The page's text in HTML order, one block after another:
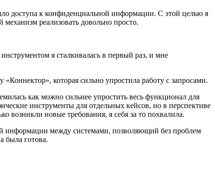
доступа к конфиденциальной информации. С этой целью я
реализовать довольно просто.
я сталкивалась в первый раз, и мне
которая сильно упростила работу с запросами.
как можно сильнее упростить весь функционал для
инструменты для отдельных кейсов, но в перспективе
возникли новые требования, я себя за то похвалила.
информации между системами, позволяющий без проблем
была готова.